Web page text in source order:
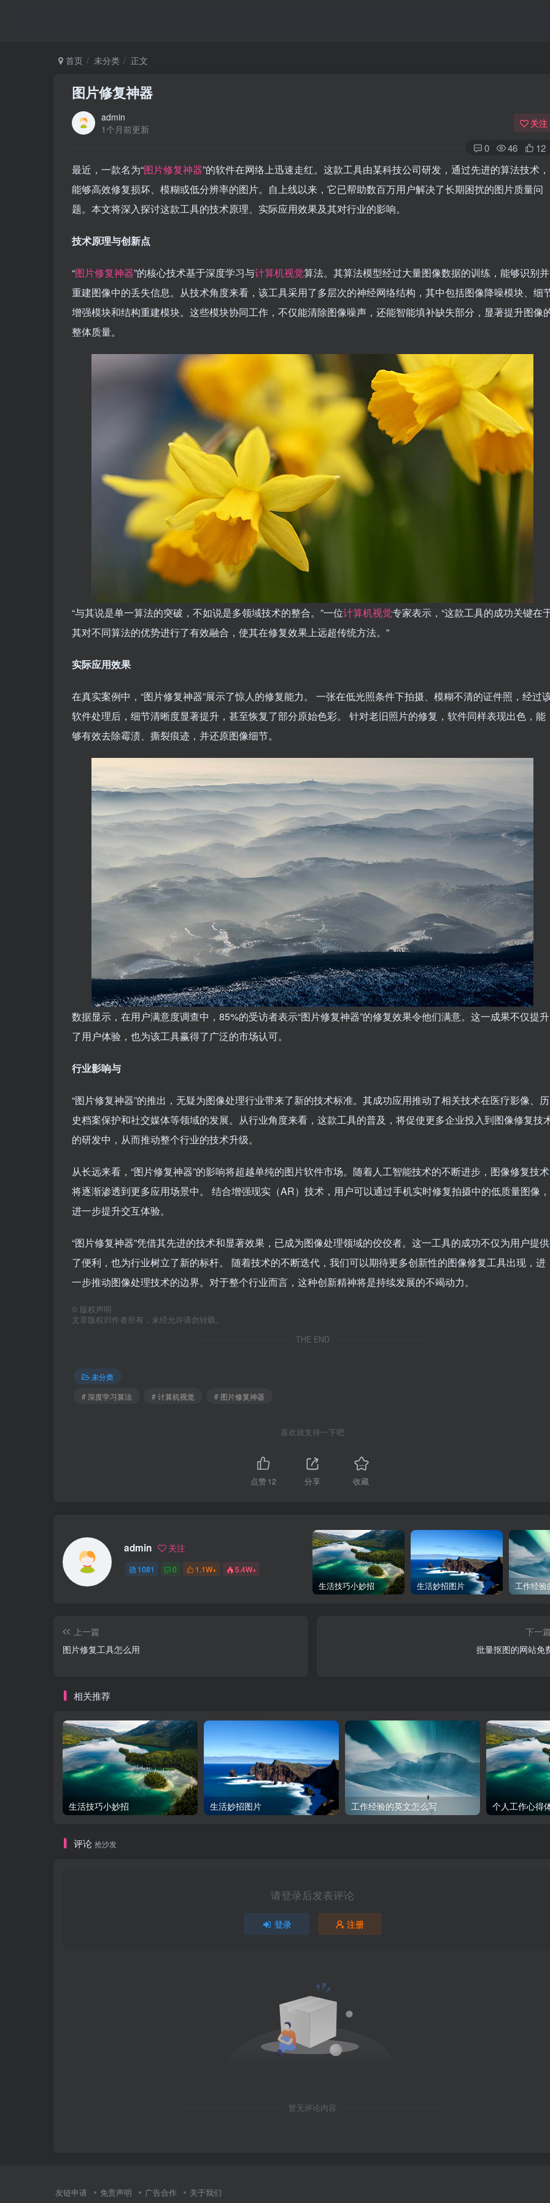
首页 未分类 正文
图片修复神器
admin
1个月前更新
关注
0 46 12
最近，一款名为“图片修复神器”的软件在网络上迅速走红。这款工具由某科技公司研发，通过先进的算法技术，
能够高效修复损坏、模糊或低分辨率的图片。自上线以来，它已帮助数百万用户解决了长期困扰的图片质量问
题。本文将深入探讨这款工具的技术原理、实际应用效果及其对行业的影响。
技术原理与创新点
“图片修复神器”的核心技术基于深度学习与计算机视觉算法。其算法模型经过大量图像数据的训练，能够识别并
重建图像中的丢失信息。从技术角度来看，该工具采用了多层次的神经网络结构，其中包括图像降噪模块、细
增强模块和结构重建模块。这些模块协同工作，不仅能清除图像噪声，还能智能填补缺失部分，显著提升图像
整体质量。
“与其说是单一算法的突破，不如说是多领域技术的整合。”一位计算机视觉专家表示，“这款工具的成功关键在
其对不同算法的优势进行了有效融合，使其在修复效果上远超传统方法。”
实际应用效果
在真实案例中，“图片修复神器”展示了惊人的修复能力。 一张在低光照条件下拍摄、模糊不清的证件照，经过
软件处理后，细节清晰度显著提升，甚至恢复了部分原始色彩。 针对老旧照片的修复，软件同样表现出色，能
够有效去除霉渍、撕裂痕迹，并还原图像细节。
数据显示，在用户满意度调查中，85%的受访者表示“图片修复神器”的修复效果令他们满意。这一成果不仅提升
了用户体验，也为该工具赢得了广泛的市场认可。
行业影响与
“图片修复神器”的推出，无疑为图像处理行业带来了新的技术标准。其成功应用推动了相关技术在医疗影像、历
史档案保护和社交媒体等领域的发展。从行业角度来看，这款工具的普及，将促使更多企业投入到图像修复技
的研发中，从而推动整个行业的技术升级。
从长远来看，“图片修复神器”的影响将超越单纯的图片软件市场。随着人工智能技术的不断进步，图像修复技术
将逐渐渗透到更多应用场景中。 结合增强现实（AR）技术，用户可以通过手机实时修复拍摄中的低质量图像，
进一步提升交互体验。
“图片修复神器”凭借其先进的技术和显著效果，已成为图像处理领域的佼佼者。这一工具的成功不仅为用户提供
了便利，也为行业树立了新的标杆。 随着技术的不断迭代，我们可以期待更多创新性的图像修复工具出现，进
一步推动图像处理技术的边界。对于整个行业而言，这种创新精神将是持续发展的不竭动力。
© 版权声明
文章版权归作者所有，未经允许请勿转载。
THE END
未分类
# 深度学习算法
# 计算机视觉 # 图片修复神器
喜欢就支持一下吧
点赞12 分享 收藏
admin 关注
1081 0 1.1W+ 5.4W+
生活技巧小妙招 生活妙招图片 工作经验
上一篇
图片修复工具怎么用
下一
批量抠图的网站免
相关推荐
生活技巧小妙招 生活妙招图片 工作经验的英文怎么写 个人工作心得
评论 抢沙发
请登录后发表评论
登录 注册
暂无评论内容
友链申请 免责声明 广告合作 关于我们